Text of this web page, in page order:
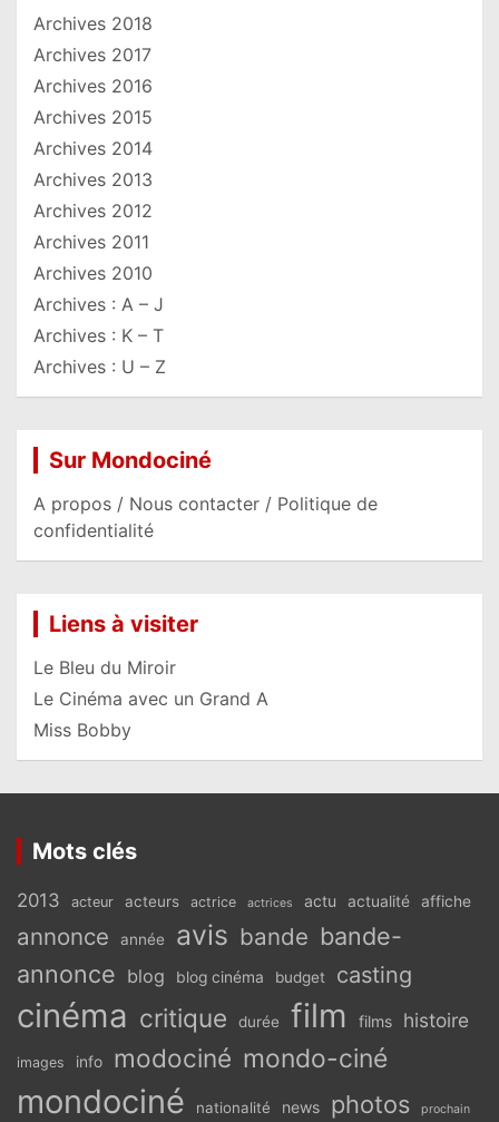
Archives 2018
Archives 2017
Archives 2016
Archives 2015
Archives 2014
Archives 2013
Archives 2012
Archives 2011
Archives 2010
Archives : A – J
Archives : K – T
Archives : U – Z
Sur Mondociné
A propos / Nous contacter / Politique de
confidentialité
Liens à visiter
Le Bleu du Miroir
Le Cinéma avec un Grand A
Miss Bobby
Mots clés
2013 acteur acteurs actrice actrices actu actualité affiche
annonce année avis bande bande-
annonce blog blog cinéma budget casting
cinéma critique durée film films histoire
images info modociné mondo-ciné
mondociné nationalité news photos prochain